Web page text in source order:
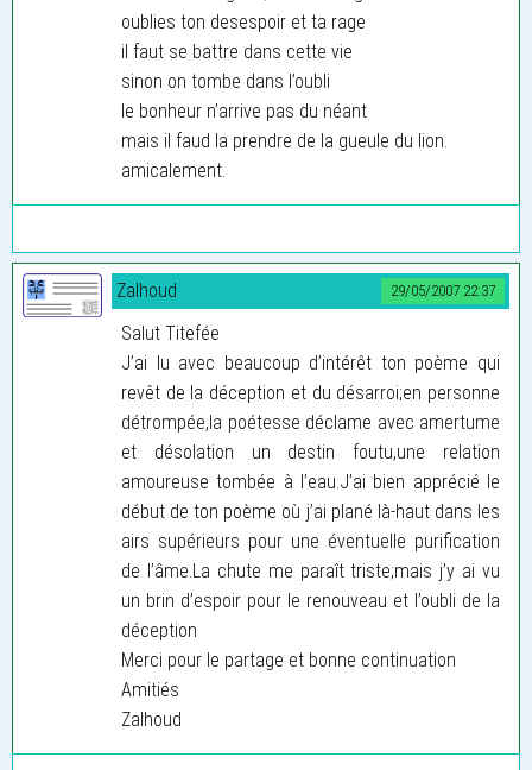
oublies ton desespoir et ta rage
il faut se battre dans cette vie
sinon on tombe dans l’oubli
le bonheur n’arrive pas du néant
mais il faud la prendre de la gueule du lion.
amicalement.
29/05/2007 22:37
Zalhoud
Salut Titefée
J’ai lu avec beaucoup d’intérêt ton poème qui
revêt de la déception et du désarroi;en personne
détrompée,la poétesse déclame avec amertume
et désolation un destin foutu,une relation
amoureuse tombée à l’eau.J’ai bien apprécié le
début de ton poème où j’ai plané là-haut dans les
airs supérieurs pour une éventuelle purification
de l’âme.La chute me paraît triste;mais j’y ai vu
un brin d’espoir pour le renouveau et l’oubli de la
déception
Merci pour le partage et bonne continuation
Amitiés
Zalhoud